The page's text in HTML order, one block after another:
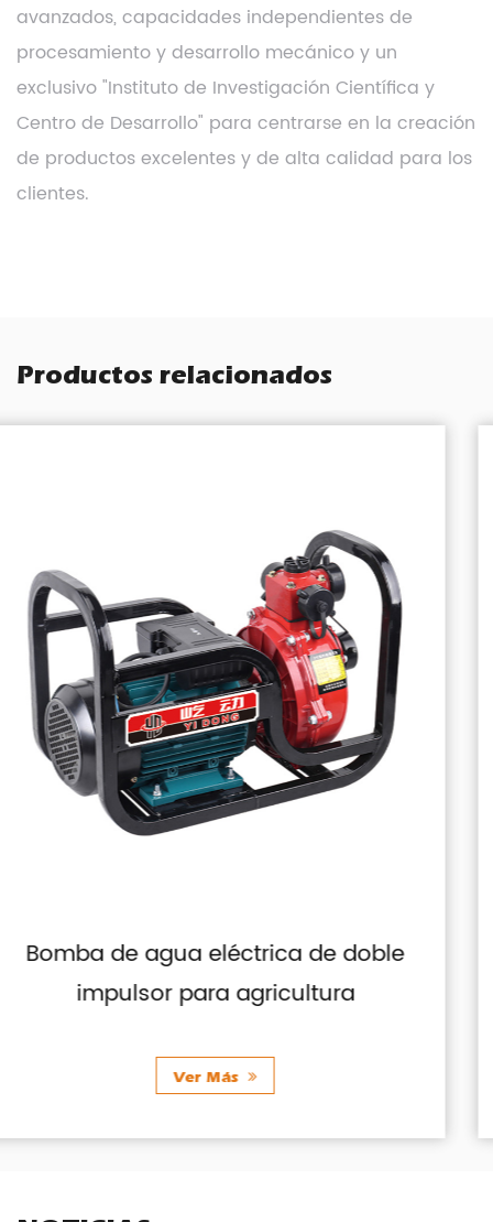
avanzados, capacidades independientes de
procesamiento y desarrollo mecánico y un
exclusivo "Instituto de Investigación Científica y
Centro de Desarrollo" para centrarse en la creación
de productos excelentes y de alta calidad para los
clientes.
Productos relacionados
Motor de gasolina con
manual de bajo ruido